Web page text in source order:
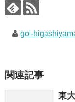
gol-
関連記事
東